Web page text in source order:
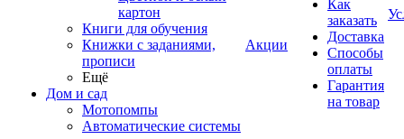
картон
Книги для обучения
Книжки с заданиями,
прописи
Ещё
Дом и сад
Мотопомпы
Автоматические системы
Акции
Как
заказать
Доставка
Способы
оплаты
Гарантия
на товар